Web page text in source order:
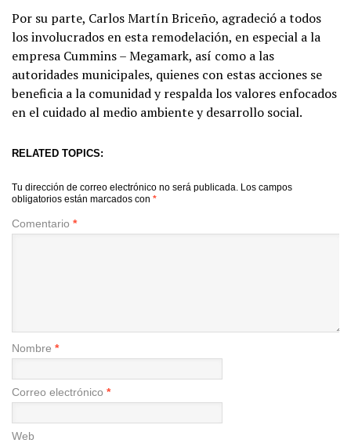
Por su parte, Carlos Martín Briceño, agradeció a todos
los involucrados en esta remodelación, en especial a la
empresa Cummins – Megamark, así como a las
autoridades municipales, quienes con estas acciones se
beneficia a la comunidad y respalda los valores enfocados
en el cuidado al medio ambiente y desarrollo social.
RELATED TOPICS:
Tu dirección de correo electrónico no será publicada. Los campos
obligatorios están marcados con *
Comentario *
Nombre *
Correo electrónico *
Web